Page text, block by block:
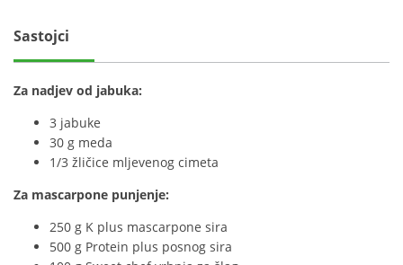
Sastojci
Za nadjev od jabuka:
3 jabuke
30 g meda
1/3 žličice mljevenog cimeta
Za mascarpone punjenje:
250 g K plus mascarpone sira
500 g Protein plus posnog sira